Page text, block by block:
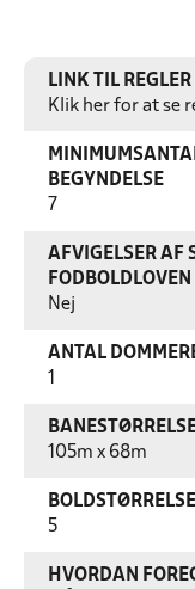
LINK TIL REGLER
Klik her for at se
BEGYNDELSE
7
AFVIGELSER AF
FODBOLDLOVEN
Nej
ANTAL
105m x 68m
BOLDSTØRRELSE
5
HVORDAN